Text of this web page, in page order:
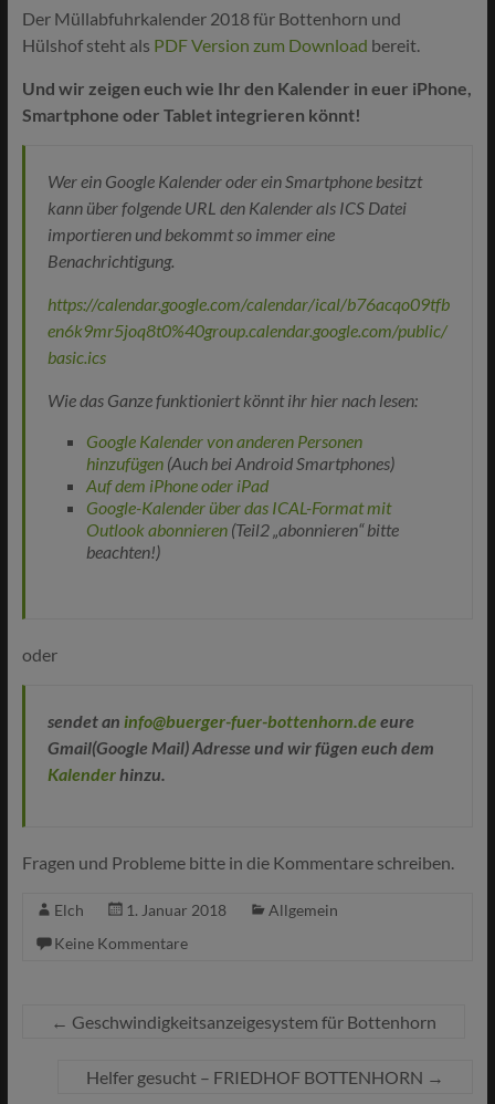
Der Müllabfuhrkalender 2018 für Bottenhorn und
Hülshof steht als PDF Version zum Download bereit.
Und wir zeigen euch wie Ihr den Kalender in euer iPhone,
Smartphone oder Tablet integrieren könnt!
Wer ein Google Kalender oder ein Smartphone besitzt
kann über folgende URL den Kalender als ICS Datei
importieren und bekommt so immer eine
Benachrichtigung.
https://calendar.google.com/calendar/ical/b76acqo09tfb
en6k9mr5joq8t0%40group.calendar.google.com/public/
basic.ics
Wie das Ganze funktioniert könnt ihr hier nach lesen:
Google Kalender von anderen Personen
hinzufügen(Auch bei Android Smartphones)
Auf dem iPhone oder iPad
Google-Kalender über das ICAL-Format mit
Outlook abonnieren(Teil2 „abonnieren“ bitte
beachten!)
oder
sendet an info@buerger-fuer-bottenhorn.deeure
Gmail(Google Mail) Adresse und wir fügen euch dem
Kalenderhinzu.
Fragen und Probleme bitte in die Kommentare schreiben.
Elch 1. Januar 2018
Allgemein
Keine Kommentare
← Geschwindigkeitsanzeigesystem für Bottenhorn
Helfer gesucht – FRIEDHOF BOTTENHORN →